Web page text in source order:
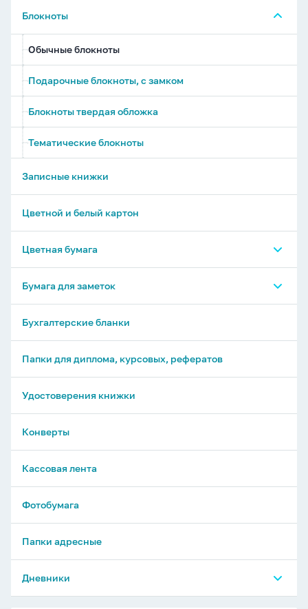
Тетради 12, 18, 24 листа
Тетради 36, 40, 48 листов
Тетради 60-200 листов
Тетради на гребне
Тетради А4
Тетради бумвинил А4, А5
Нотные тетради
Тетради на кольцевом механизме
Наклейки на тетради
Тетради словари, для записи слов
Блокноты
Обычные блокноты
Подарочные блокноты, с замком
Блокноты твердая обложка
Тематические блокноты
Записные книжки
Цветной и белый картон
Цветная бумага
Бумага креповая, гофрированная в рулонах
Бумага для заметок
Блоки для записей
Закладки самоклеящиеся
Бухгалтерские бланки
Папки для диплома, курсовых, рефератов
Удостоверения книжки
Конверты
Кассовая лента
Фотобумага
Папки адресные
Дневники